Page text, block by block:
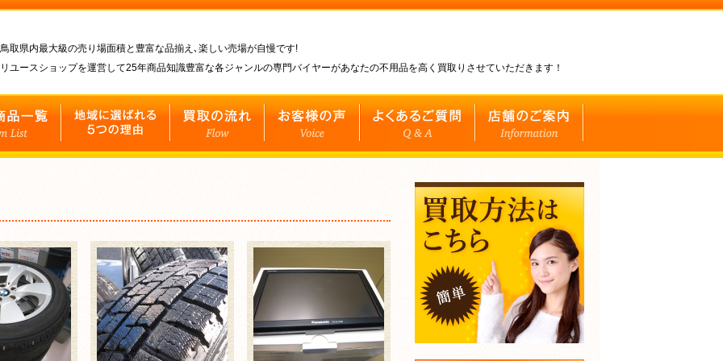
鳥取県内最大級の売り場面積と豊富な品揃え､楽しい売場が自慢です!
リユースショップを運営して25年商品知識豊富な各ジャンルの専門バイヤーがあなたの不用品を高く買取りさせていただきます！